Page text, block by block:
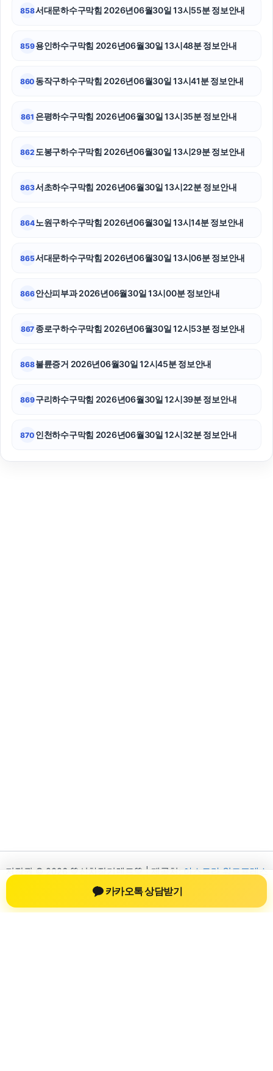
의정부형사변호사
부산휴대폰성지
고양이파양
수원상간소송변호사
서초이혼변호사
858서대문하수구막힘 2026년06월30일 13시55분 정보안내
859용인하수구막힘 2026년06월30일 13시48분 정보안내
860 동작구하수구막힘 2026년06월30일 13시41분 정보안내
861 은평하수구막힘 2026년06월30일 13시35분 정보안내
862 도봉구하수구막힘 2026년06월30일 13시29분 정보안내
863서초하수구막힘 2026년06월30일 13시22분 정보안내
864 노원구하수구막힘 2026년06월30일 13시14분 정보안내
865서대문하수구막힘 2026년06월30일 13시06분 정보안내
866안산피부과 2026년06월30일 13시00분 정보안내
867 종로구하수구막힘 2026년06월30일 12시53분 정보안내
868불륜증거 2026년06월30일 12시45분 정보안내
869구리하수구막힘 2026년06월30일 12시39분 정보안내
870 인천하수구막힘 2026년06월30일 12시32분 정보안내
저작권 © 2026 💚신차장기렌트💚 | 제공처:
아스트라 워드프레스
테마
카카오톡 상담받기